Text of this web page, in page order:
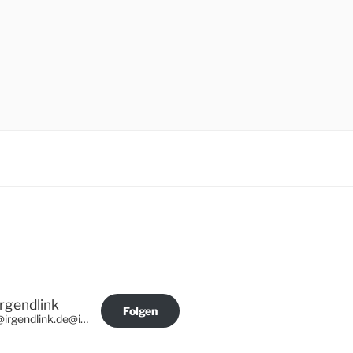
@irgendlink.de@irgendlink.de
Folgen